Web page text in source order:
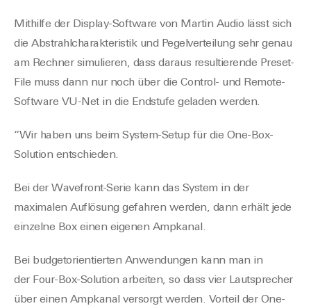
Mithilfe der Display-Software von Martin Audio lässt sich
die Abstrahlcharakteristik und Pegelverteilung sehr genau
am Rechner simulieren, dass daraus resultierende Preset-
File muss dann nur noch über die Control- und Remote-
Software VU-Net in die Endstufe geladen werden.
“Wir haben uns beim System-Setup für die One-Box-
Solution entschieden.
Bei der Wavefront-Serie kann das System in der
maximalen Auflösung gefahren werden, dann erhält jede
einzelne Box einen eigenen Ampkanal .
Bei budgetorientierten Anwendungen kann man in
der Four-Box-Solution arbeiten, so dass vier Lautsprecher
über einen Ampkanal versorgt werden. Vorteil der One-